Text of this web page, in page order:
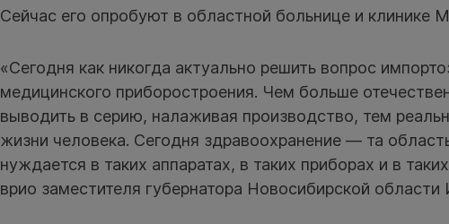
Сейчас его опробуют в областной больнице и клинике
«Сегодня как никогда актуально решить вопрос
медицинского приборостроения. Чем больше
выводить в серию, налаживая производство, тем
жизни человека. Сегодня здравоохранение — та
нуждается в таких аппаратах, в таких приборах и в
врио заместителя губернатора Новосибирской